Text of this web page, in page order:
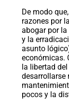
De modo
razones por
abogar por
y la
asunto
económicas.
la libertad
desarrollarse
pocos y la